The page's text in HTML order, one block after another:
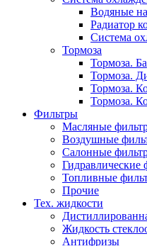
Водяные
Радиатор
Система
Тормоза
Тормоза.
Тормоза.
Тормоза.
Тормоза.
Фильтры
Масляные
Воздушные
Салонные
Гидравлические
Топливные
Прочие
Тех. жидкости
Жидкость
Антифризы